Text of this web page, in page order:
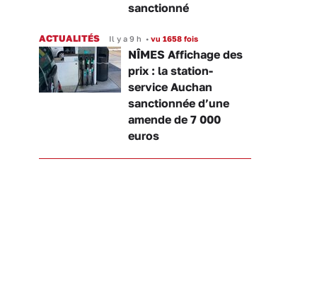
sanctionné
ACTUALITÉS Il y a 9 h • vu 1658 fois
NÎMES Affichage des
prix : la station-
service Auchan
sanctionnée d’une
amende de 7 000
euros